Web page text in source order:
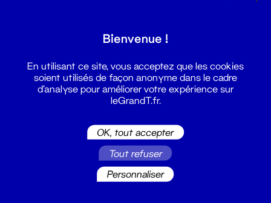
Bienvenue !
En utilisant ce site, vous acceptez que les cookies
soient utilisés de façon anonyme dans le cadre
d'analyse pour améliorer votre expérience sur
leGrandT.fr.
OK, tout accepter
Tout refuser
Personnaliser